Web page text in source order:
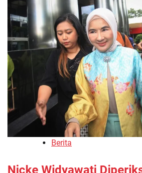
Berita
Nicke Widyawati